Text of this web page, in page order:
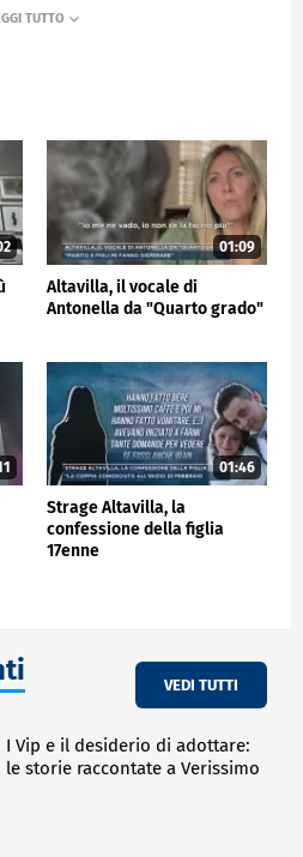
01:09
Altavilla, il vocale di
Antonella da "Quarto grado"
01:46
Strage Altavilla, la
confessione della figlia
17enne
VEDI TUTTI
I Vip e il desiderio di adottare:
le storie raccontate a Verissimo